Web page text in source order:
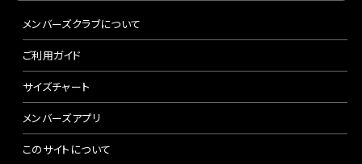
メンバーズクラブについて
ご利用ガイド
サイズチャート
メンバーズアプリ
このサイトについて